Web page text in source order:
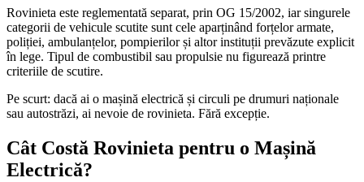
Rovinieta este reglementată separat, prin OG 15/2002, iar singurele
categorii de vehicule scutite sunt cele aparținând forțelor armate,
poliției, ambulanțelor, pompierilor și altor instituții prevăzute explicit
în lege. Tipul de combustibil sau propulsie nu figurează printre
criteriile de scutire.
Pe scurt: dacă ai o mașină electrică și circuli pe drumuri naționale
sau autostrăzi, ai nevoie de rovinieta. Fără excepție.
Cât Costă Rovinieta pentru o Mașină
Electrică?